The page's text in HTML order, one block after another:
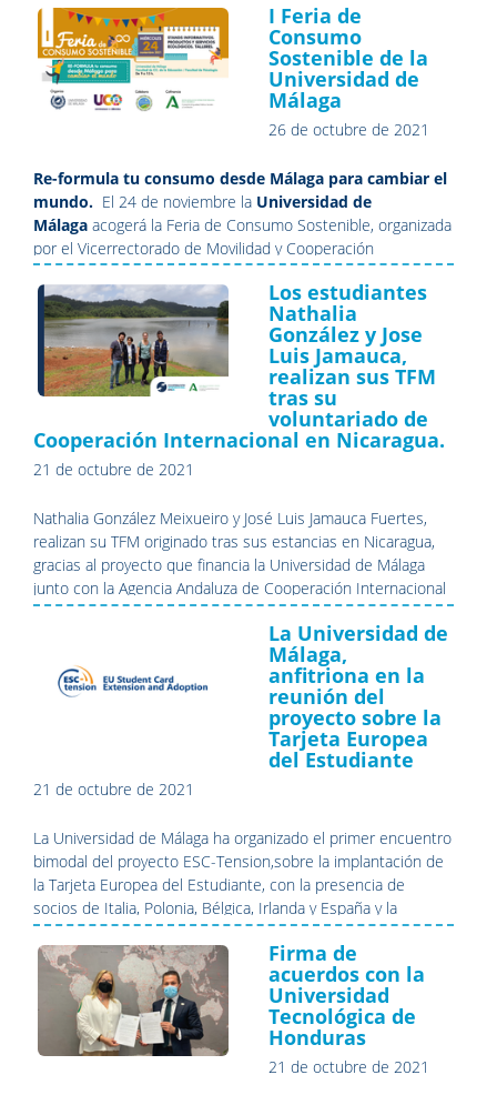
I Feria de
Consumo
Sostenible de la
Universidad de
Málaga
26 de octubre de 2021
Re-formula tu consumo desde Málaga para cambiar el
mundo. El 24 de noviembre la Universidad de
Málaga acogerá la Feria de Consumo Sostenible, organizada
por el Vicerrectorado de Movilidad y Cooperación
Internacional, en coordinación con la Universidad de
Córdoba y en colaboración con la
Red de Consumo
Ecológico.
Los estudiantes
Nathalia
González y Jose
Luis Jamauca,
realizan sus TFM
tras su
voluntariado de
Cooperación Internacional en Nicaragua.
21 de octubre de 2021
Nathalia González Meixueiro y José Luis Jamauca Fuertes,
realizan su TFM originado tras sus estancias en Nicaragua,
gracias al proyecto que financia la Universidad de Málaga
junto con la Agencia Andaluza de Cooperación Internacional
para el Desarrollo.
La Universidad de
Málaga,
anfitriona en la
reunión del
proyecto sobre la
Tarjeta Europea
del Estudiante
21 de octubre de 2021
La Universidad de Málaga ha organizado el primer encuentro
bimodal del proyecto ESC-Tension,sobre la implantación de
la Tarjeta Europea del Estudiante, con la presencia de
socios de Italia, Polonia, Bélgica, Irlanda y España y la
participación a distancia de forma síncrona de socios de
Alemania, España y Portugal.
Firma de
acuerdos con la
Universidad
Tecnológica de
Honduras
21 de octubre de 2021